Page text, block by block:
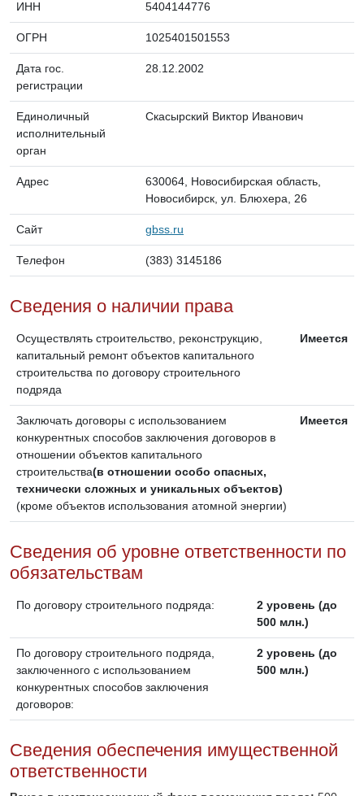
ИНН 5404144776
ОГРН 1025401501553
Дата гос.
регистрации
28.12.2002
Единоличный
исполнительный
орган
Скасырский Виктор Иванович
Адрес
630064, Новосибирская область,
Новосибирск, ул. Блюхера, 26
Сайт gbss.ru
Телефон (383) 3145186
Сведения о наличии права
Осуществлять строительство, реконструкцию,
капитальный ремонт объектов капитального
строительства по договору строительного
подряда
Имеется
Заключать договоры с использованием
конкурентных способов заключения договоров в
отношении объектов капитального
строительства(в отношении особо опасных,
технически сложных и уникальных объектов)
(кроме объектов использования атомной энергии)
Имеется
Сведения об уровне ответственности по
обязательствам
По договору строительного подряда:
2 уровень (до
500 млн.)
По договору строительного подряда,
заключенного с использованием
конкурентных способов заключения
договоров:
2 уровень (до
500 млн.)
Сведения обеспечения имущественной
ответственности